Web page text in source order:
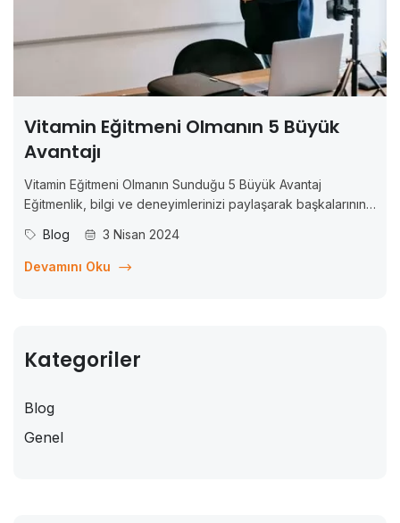
Vitamin Eğitmeni Olmanın 5 Büyük
Avantajı
Vitamin Eğitmeni Olmanın Sunduğu 5 Büyük Avantaj
Eğitmenlik, bilgi ve deneyimlerinizi paylaşarak başkalarının
Eğitmeni olarak bu deneyimi yaşamak, sadece kendi
kariyerinizi değil, aynı zamanda başkalarının hayatını da
Blog 3 Nisan 2024
Devamını Oku
Kategoriler
Blog
Genel